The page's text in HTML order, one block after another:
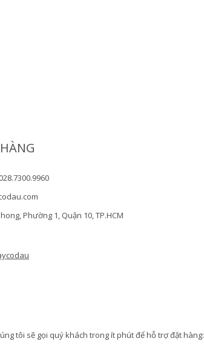
Phường 1, Quận 10, TP.HCM
tôi sẽ gọi quý khách trong ít phút để hỗ trợ đặt hàng: